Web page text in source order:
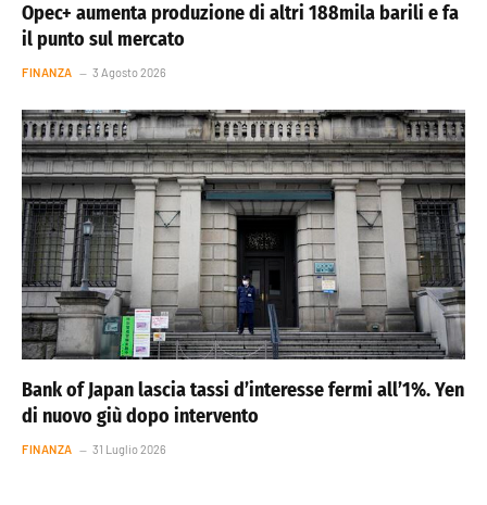
Opec+ aumenta produzione di altri 188mila barili e fa
il punto sul mercato
FINANZA 3 Agosto 2026
Bank of Japan lascia tassi d’interesse fermi all’1%. Yen
di nuovo giù dopo intervento
FINANZA 31 Luglio 2026